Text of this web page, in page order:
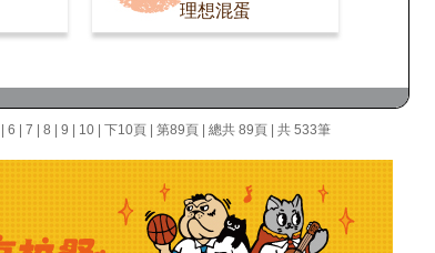
理想混蛋
6 7 8 9 10| 下10頁| 第89頁| 總共 89頁 | 共 533筆